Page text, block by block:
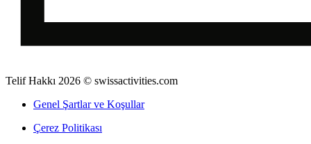
Telif Hakkı 2026 © swissactivities.com
Genel Şartlar ve Koşullar
Çerez Politikası